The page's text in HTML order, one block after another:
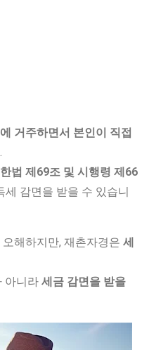
거주하면서 본인이 직접
법 제69조 및 시행령 제66
세 감면을 받을 수 있습니
해하지만, 재촌자경은 세
아니라 세금 감면을 받을